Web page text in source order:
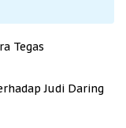
Tegas
Judi Daring